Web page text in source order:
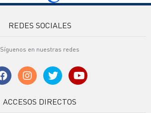
REDES SOCIALES
Síguenos en nuestras redes
ACCESOS DIRECTOS